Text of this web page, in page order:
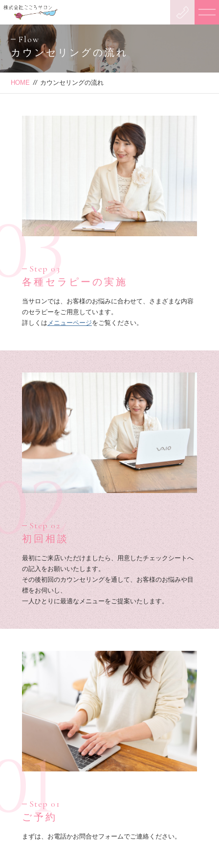
Flow
カウンセリングの流れ
HOME // カウンセリングの流れ
Step 03
各種セラピーの実施
当サロンでは、お客様のお悩みに合わせて、さまざまな内容
のセラピーをご用意しています。
詳しくは メニューページをご覧ください。
Step 02
初回相談
最初にご来店いただけましたら、用意したチェックシートへ
の記入をお願いいたします。
その後初回のカウンセリングを通して、お客様のお悩みや目
標をお伺いし、
一人ひとりに最適なメニューをご提案いたします。
Step 01
ご予約
まずは、お電話かお問合せフォームでご連絡ください。